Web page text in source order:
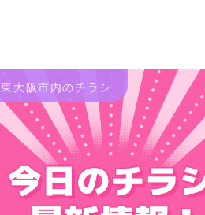
東大阪市内のチラシ